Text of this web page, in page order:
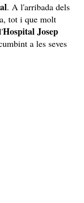
. A l'arribada dels
tot i que molt
Hospital Josep
a les seves